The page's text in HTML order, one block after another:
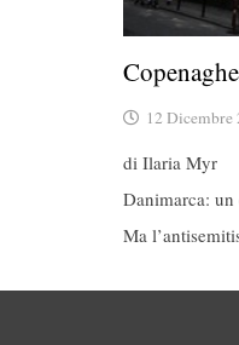
12 Dicembre
di Ilaria Myr
Danimarca: un
Ma